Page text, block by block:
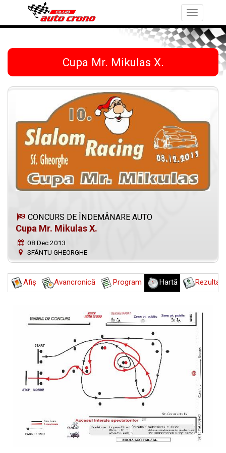
Toggle
navigation
Cupa Mr. Mikulas X.
CONCURS DE ÎNDEMÂNARE AUTO
Cupa Mr. Mikulas X.
08 Dec 2013
SFÂNTU GHEORGHE
Afiş Avancronică Program Hartă Rezultate